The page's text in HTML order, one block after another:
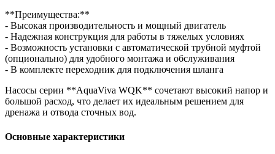
**Преимущества:**
- Высокая производительность и мощный двигатель
- Надежная конструкция для работы в тяжелых условиях
- Возможность установки с автоматической трубной муфтой
(опционально) для удобного монтажа и обслуживания
- В комплекте переходник для подключения шланга
Насосы серии **AquaViva WQK** сочетают высокий напор и
большой расход, что делает их идеальным решением для
дренажа и отвода сточных вод.
Основные характеристики